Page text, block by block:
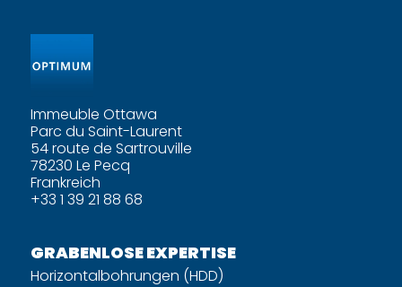
Immeuble Ottawa
Parc du Saint-Laurent
54 route de Sartrouville
78230 Le Pecq
Frankreich
+33 1 39 21 88 68
GRABENLOSE EXPERTISE
Horizontalbohrungen (HDD)